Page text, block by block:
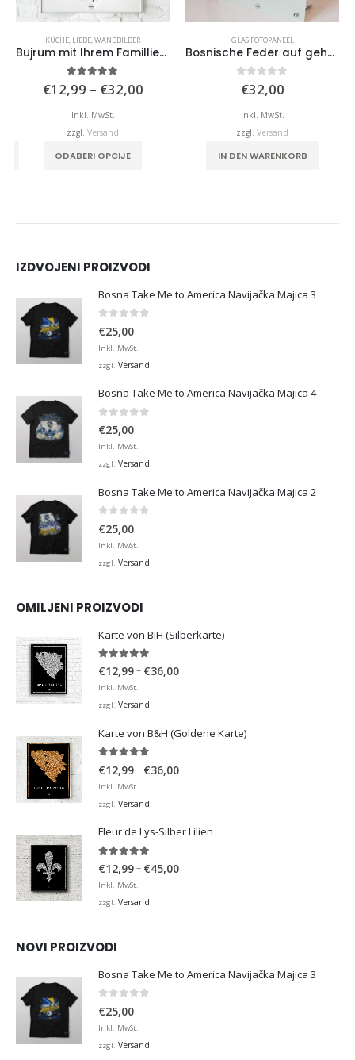
KÜCHE, LIEBE,WANDBILDER
Bujrum mit Ihrem Familliennamen
5.00 von 5
€12,99 – €32,00Preisspanne:
Inkl. MwSt.
zzgl. Versand
ODABERI OPCIJE
GLAS FOTOPANEEL
Bosnische Feder auf gehärtetem Glas
von 5
€32,00
Inkl. MwSt.
zzgl. Versand
IN DEN WARENKORB
IZDVOJENI PROIZVODI
Bosna Take Me to America Navijačka Majica 3
€25,00
Inkl. MwSt.
zzgl. Versand
Bosna Take Me to America Navijačka Majica 4
0 von 5
€25,00
Inkl. MwSt.
zzgl. Versand
Bosna Take Me to America Navijačka Majica 2
€25,00
Inkl. MwSt.
zzgl. Versand
OMILJENI PROIZVODI
Karte von BIH (Silberkarte)
4.92 von 5
€12,99– €36,00Preisspanne:
Inkl. MwSt.
zzgl. Versand
Karte von B&H (Goldene Karte)
€12,99– €36,00Preisspanne:
Inkl. MwSt.
zzgl. Versand
Fleur de Lys-Silber Lilien
4.95von 5
€12,99– €45,00Preisspanne:
Inkl. MwSt.
zzgl. Versand
NOVI PROIZVODI
Bosna Take Me to America Navijačka Majica 3
€25,00
Inkl. MwSt.
zzgl. Versand